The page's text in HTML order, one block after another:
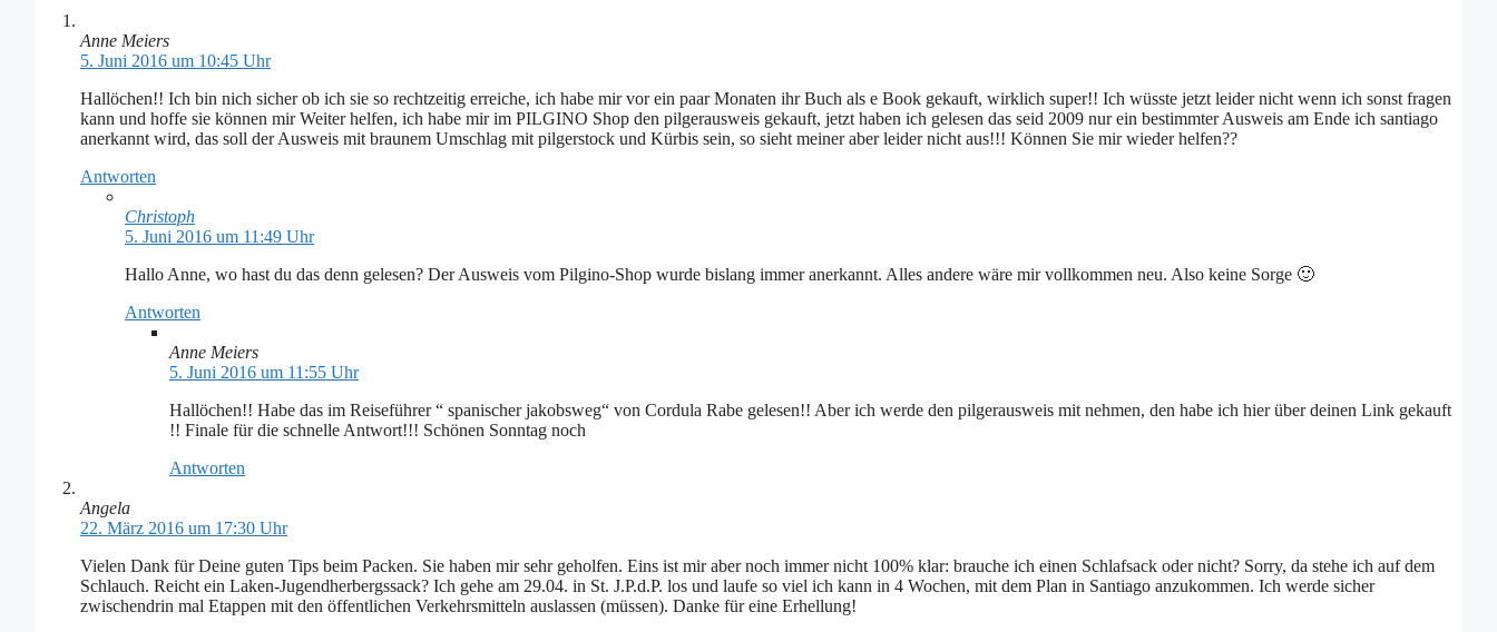
Anne Meiers
5. Juni 2016 um 10:45 Uhr
Hallöchen!! Ich bin nich sicher ob ich sie so rechtzeitig erreiche, ich habe mir vor ein paar Monaten ihr Buch als e Book gekauft, wirklich super!! Ich wüsste jetzt leider nicht wenn ich sonst fragen
kann und hoffe sie können mir Weiter helfen, ich habe mir im PILGINO Shop den pilgerausweis gekauft, jetzt haben ich gelesen das seid 2009 nur ein bestimmter Ausweis am Ende ich santiago
anerkannt wird, das soll der Ausweis mit braunem Umschlag mit pilgerstock und Kürbis sein, so sieht meiner aber leider nicht aus!!! Können Sie mir wieder helfen??
Antworten
Christoph
5. Juni 2016 um 11:49 Uhr
Hallo Anne, wo hast du das denn gelesen? Der Ausweis vom Pilgino-Shop wurde bislang immer anerkannt. Alles andere wäre mir vollkommen neu. Also keine Sorge 🙂
Antworten
Anne Meiers
5. Juni 2016 um 11:55 Uhr
Hallöchen!! Habe das im Reiseführer “ spanischer jakobsweg“ von Cordula Rabe gelesen!! Aber ich werde den pilgerausweis mit nehmen, den habe ich hier über deinen Link gekauft
!! Finale für die schnelle Antwort!!! Schönen Sonntag noch
Antworten
Angela
22. März 2016 um 17:30 Uhr
Vielen Dank für Deine guten Tips beim Packen. Sie haben mir sehr geholfen. Eins ist mir aber noch immer nicht 100% klar: brauche ich einen Schlafsack oder nicht? Sorry, da stehe ich auf dem
Schlauch. Reicht ein Laken-Jugendherbergssack? Ich gehe am 29.04. in St. J.P.d.P. los und laufe so viel ich kann in 4 Wochen, mit dem Plan in Santiago anzukommen. Ich werde sicher
zwischendrin mal Etappen mit den öffentlichen Verkehrsmitteln auslassen (müssen). Danke für eine Erhellung!